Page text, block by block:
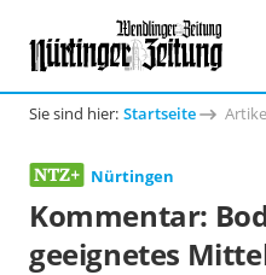
Sie sind hier: Startseite
Nürtingen
Kommentar:
geeignetes